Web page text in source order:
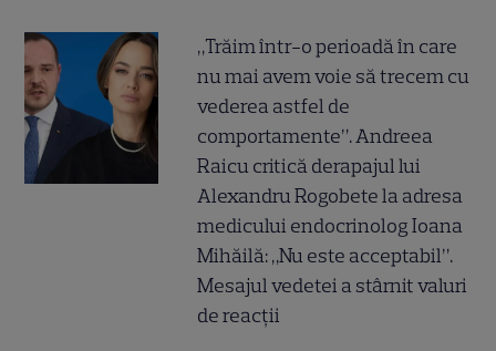
„Trăim într-o perioadă în care
nu mai avem voie să trecem cu
vederea astfel de
comportamente”. Andreea
Raicu critică derapajul lui
Alexandru Rogobete la adresa
medicului endocrinolog Ioana
Mihăilă: „Nu este acceptabil”.
Mesajul vedetei a stârnit valuri
de reacții